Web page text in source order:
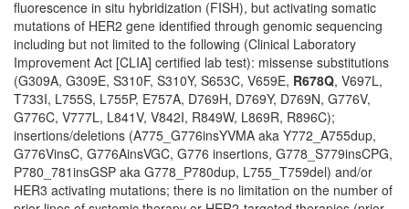
fluorescence in situ hybridization (FISH), but activating somatic
mutations of HER2 gene identified through genomic sequencing
including but not limited to the following (Clinical Laboratory
Improvement Act [CLIA] certified lab test): missense substitutions
(G309A, G309E, S310F, S310Y, S653C, V659E, R678Q, V697L,
T733I, L755S, L755P, E757A, D769H, D769Y, D769N, G776V,
G776C, V777L, L841V, V842I, R849W, L869R, R896C);
insertions/deletions (A775_G776insYVMA aka Y772_A755dup,
G776VinsC, G776AinsVGC, G776 insertions, G778_S779insCPG,
P780_781insGSP aka G778_P780dup, L755_T759del) and/or
HER3 activating mutations; there is no limitation on the number of